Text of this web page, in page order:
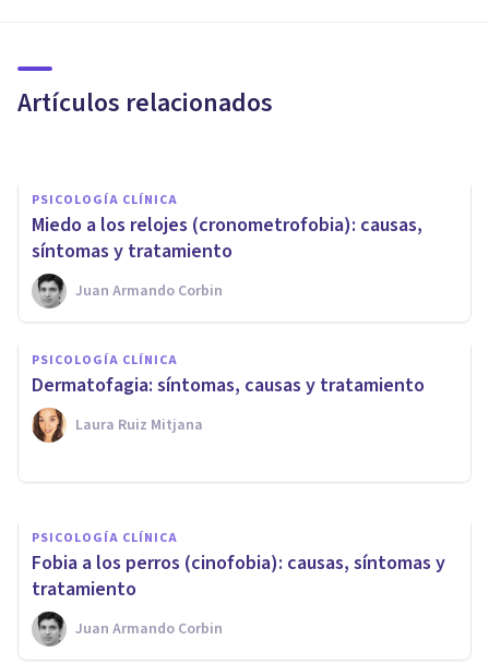
Artículos relacionados
trabajo
PSICOLOGÍA CLÍNICA
Miedo a los relojes (cronometrofobia): causas,
síntomas y tratamiento
Juan Armando Corbin
PSICOLOGÍA CLÍNICA
Dermatofagia: síntomas, causas y tratamiento
Laura Ruiz Mitjana
Hipnoterapia: en qué consiste
y cuáles son sus beneficios
PSICOLOGÍA CLÍNICA
Fobia a los perros (cinofobia): causas, síntomas y
tratamiento
Juan Armando Corbin